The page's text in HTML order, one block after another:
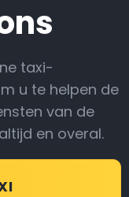
taxi-
u te helpen de
van de
en overal.